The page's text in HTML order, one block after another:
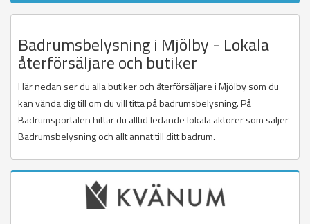
Badrumsbelysning i Mjölby - Lokala
återförsäljare och butiker
Här nedan ser du alla butiker och återförsäljare i Mjölby som du
kan vända dig till om du vill titta på badrumsbelysning. På
Badrumsportalen hittar du alltid ledande lokala aktörer som säljer
Badrumsbelysning och allt annat till ditt badrum.